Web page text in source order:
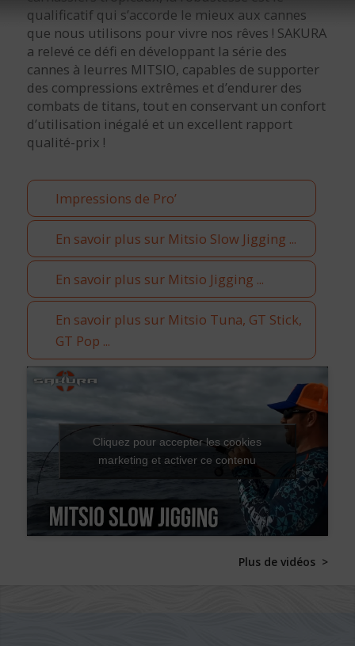
qualificatif qui s’accorde le mieux aux cannes
que nous utilisons pour vivre nos rêves ! SAKURA
a relevé ce défi en développant la série des
cannes à leurres MITSIO, capables de supporter
des compressions extrêmes et d’endurer des
combats de titans, tout en conservant un confort
d’utilisation inégalé et un excellent rapport
qualité-prix !
Impressions de Pro’
En savoir plus sur Mitsio Slow Jigging ...
En savoir plus sur Mitsio Jigging ...
En savoir plus sur Mitsio Tuna, GT Stick,
GT Pop ...
Cliquez pour accepter les cookies
marketing et activer ce contenu
Plus de vidéos >